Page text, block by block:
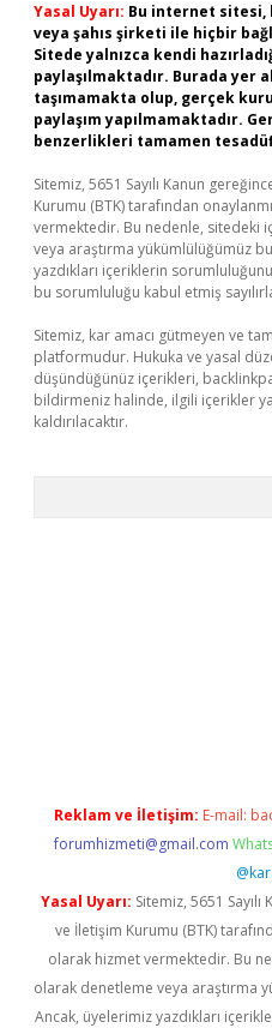
Yasal Uyarı: Bu internet sitesi,
veya şahıs şirketi ile hiçbir
Sitede yalnızca kendi
paylaşılmaktadır. Burada
taşımamakta olup, gerçek
paylaşım yapılmamaktadır.
benzerlikleri tamamen
Sitemiz, 5651 Sayılı Kanun
Kurumu (BTK) tarafından
vermektedir. Bu nedenle, sitedeki
veya araştırma yükümlülüğümüz
yazdıkları içeriklerin
bu sorumluluğu kabul etmiş
Sitemiz, kar amacı gütmeyen ve
platformudur. Hukuka ve yasal
düşündüğünüz içerikleri,
bildirmeniz halinde, ilgili içerikler
kaldırılacaktır.
Reklam ve İletişim: E-mail:
forumhizmeti@gmail.com
Yasal Uyarı: Sitemiz, 5651
ve İletişim Kurumu (BTK)
olarak hizmet vermektedir. Bu
olarak denetleme veya araştırma
Ancak, üyelerimiz yazdıkları